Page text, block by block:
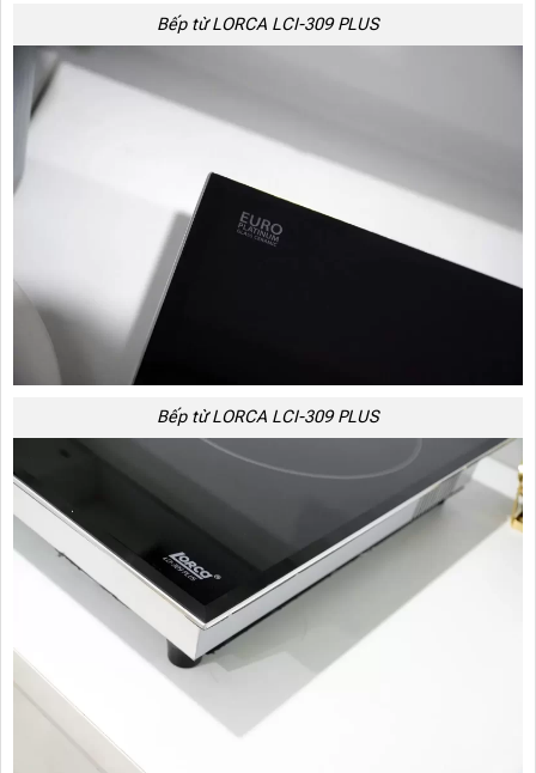
Bếp từ LORCA LCI-309 PLUS
Bếp từ LORCA LCI-309 PLUS